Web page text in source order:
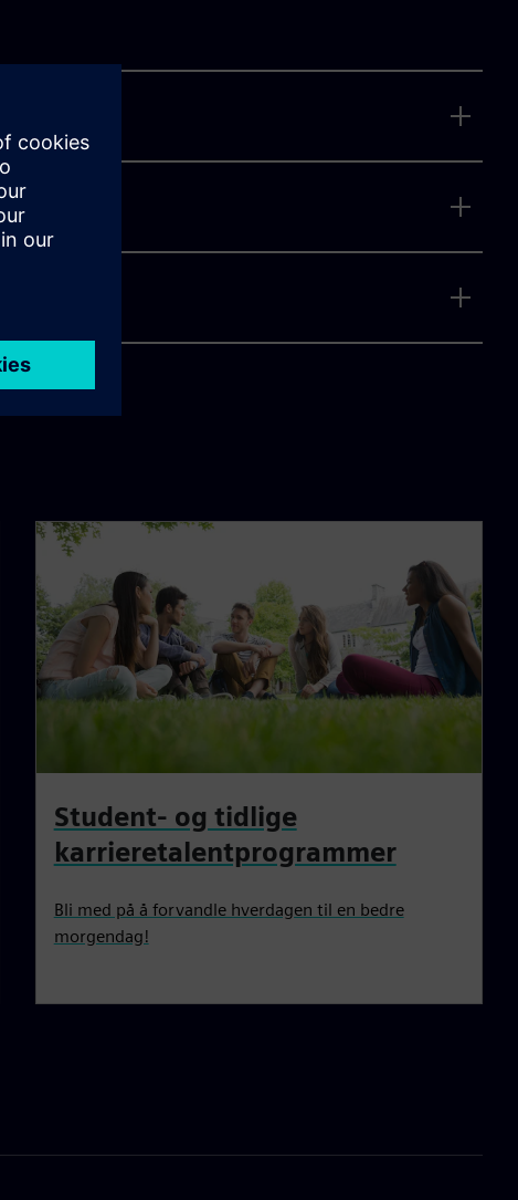
Student- og tidlige
karrieretalentprogrammer
Bli med på å forvandle hverdagen til en bedre
morgendag!